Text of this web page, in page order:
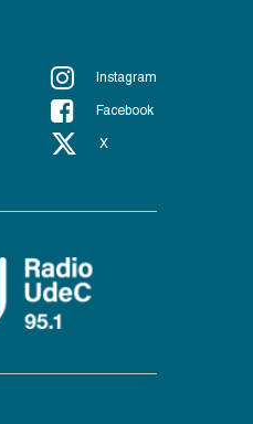
Instagram
Facebook
X